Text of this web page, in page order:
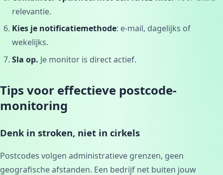
relevantie.
Kies je notificatiemethode: e-mail, dagelijks of
wekelijks.
Sla op. Je monitor is direct actief.
Tips voor effectieve postcode-
monitoring
Denk in stroken, niet in cirkels
Postcodes volgen administratieve grenzen, geen
geografische afstanden. Een bedrijf net buiten jouw